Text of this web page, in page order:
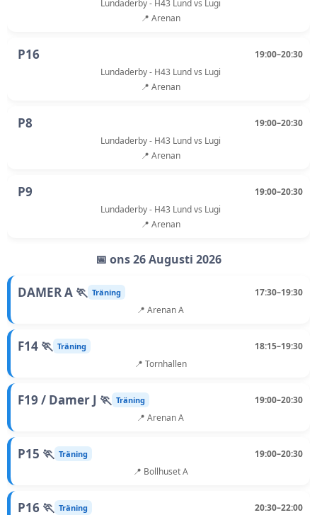
Lundaderby - H43 Lund vs Lugi
📍 Arenan
P16
19:00–20:30
Lundaderby - H43 Lund vs Lugi
📍 Arenan
P8
19:00–20:30
Lundaderby - H43 Lund vs Lugi
📍 Arenan
P9
19:00–20:30
Lundaderby - H43 Lund vs Lugi
📍 Arenan
📅 ons 26 Augusti 2026
DAMER A 🏃 Träning
17:30–19:30
📍 Arenan A
F14 🏃 Träning
18:15–19:30
📍 Tornhallen
F19 / Damer J 🏃 Träning
19:00–20:30
📍 Arenan A
P15 🏃 Träning
19:00–20:30
📍 Bollhuset A
P16 🏃 Träning
20:30–22:00